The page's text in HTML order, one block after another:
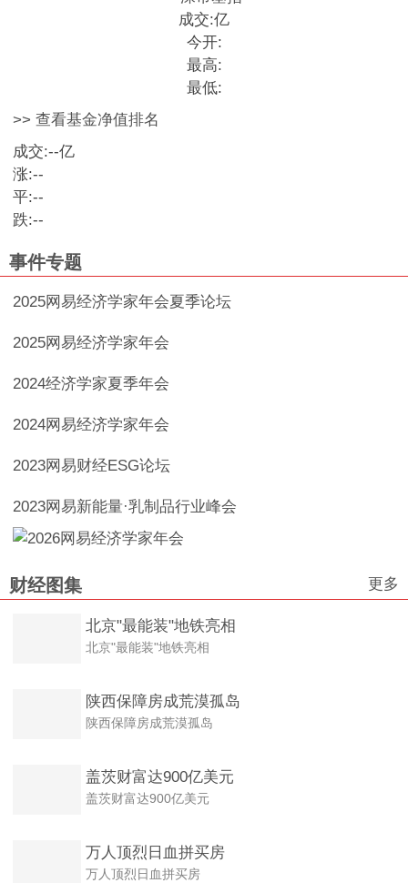
成交:亿
今开:
最高:
最低:
>> 查看基金净值排名
成交:--亿
涨:--
平:--
跌:--
事件专题
2025网易经济学家年会夏季论坛
2025网易经济学家年会
2024经济学家夏季年会
2024网易经济学家年会
2023网易财经ESG论坛
2023网易新能量·乳制品行业峰会
财经图集 更多
北京"最能装"地铁亮相
北京"最能装"地铁亮相
陕西保障房成荒漠孤岛
陕西保障房成荒漠孤岛
盖茨财富达900亿美元
盖茨财富达900亿美元
万人顶烈日血拼买房
万人顶烈日血拼买房